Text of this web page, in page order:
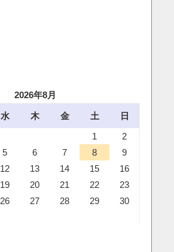
2026年8月
水 木 金 土
日
1
2
5 6 7 8
9
12 13 14 15
16
19 20 21 22
23
26 27 28 29
30